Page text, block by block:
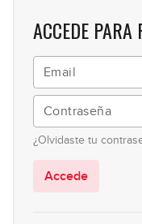
07:03
05:44
ACCEDE PARA
¿Olvidaste tu
Accede